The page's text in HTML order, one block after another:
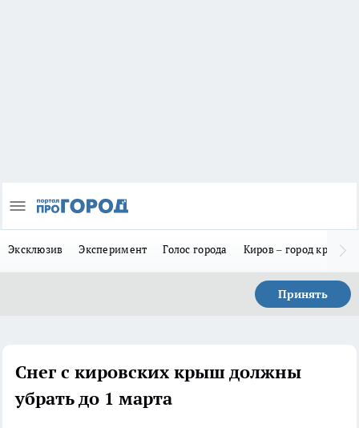
Эксклюзив Эксперимент Голос города Киров – город
Принять
Снег с кировских крыш должны
убрать до 1 марта